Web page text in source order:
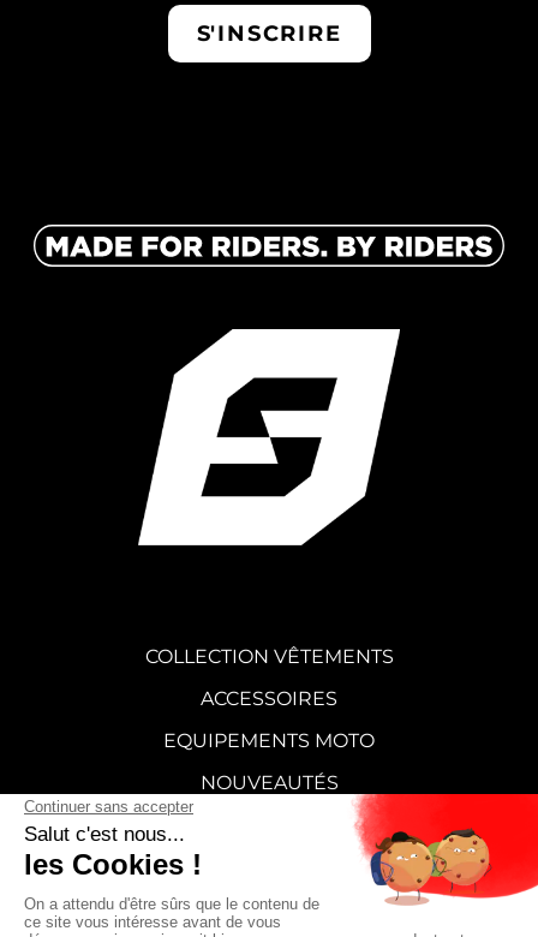
S'INSCRIRE
COLLECTION VÊTEMENTS
ACCESSOIRES
EQUIPEMENTS MOTO
NOUVEAUTÉS
CARTE CADEAU
SUPERMOT